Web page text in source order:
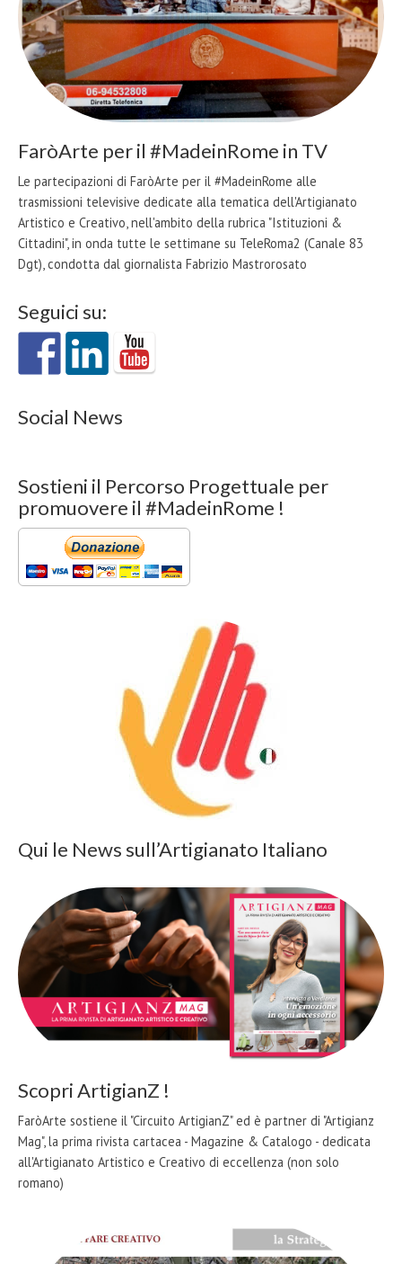
FaròArte per il #MadeinRome in TV
Le partecipazioni di FaròArte per il #MadeinRome alle
trasmissioni televisive dedicate alla tematica dell'Artigianato
Artistico e Creativo, nell'ambito della rubrica "Istituzioni &
Cittadini", in onda tutte le settimane su TeleRoma2 (Canale 83
Dgt), condotta dal giornalista Fabrizio Mastrorosato
Seguici su:
Social News
Sostieni il Percorso Progettuale per
promuovere il #MadeinRome !
Qui le News sull’Artigianato Italiano
Scopri ArtigianZ !
FaròArte sostiene il "Circuito ArtigianZ" ed è partner di "Artigianz
Mag", la prima rivista cartacea - Magazine & Catalogo - dedicata
all'Artigianato Artistico e Creativo di eccellenza (non solo
romano)